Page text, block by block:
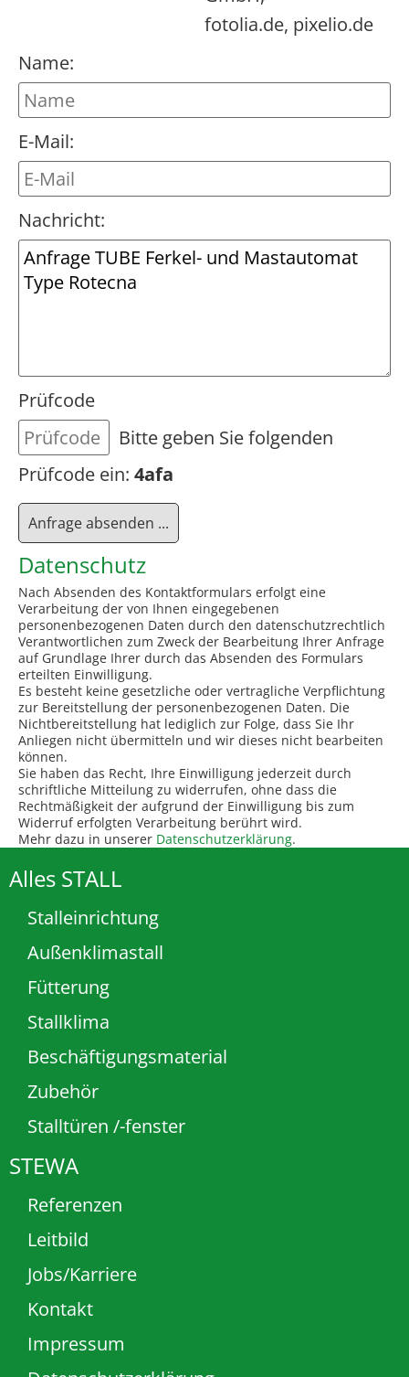
fotolia.de, pixelio.de
Name:
E-Mail:
Nachricht:
Prüfcode
Bitte geben Sie folgenden
Prüfcode ein: 4afa
Anfrage absenden ...
Datenschutz
Nach Absenden des Kontaktformulars erfolgt eine
Verarbeitung der von Ihnen eingegebenen
personenbezogenen Daten durch den datenschutzrechtlich
Verantwortlichen zum Zweck der Bearbeitung Ihrer Anfrage
auf Grundlage Ihrer durch das Absenden des Formulars
erteilten Einwilligung.
Es besteht keine gesetzliche oder vertragliche Verpflichtung
zur Bereitstellung der personenbezogenen Daten. Die
Nichtbereitstellung hat lediglich zur Folge, dass Sie Ihr
Anliegen nicht übermitteln und wir dieses nicht bearbeiten
können.
Sie haben das Recht, Ihre Einwilligung jederzeit durch
schriftliche Mitteilung zu widerrufen, ohne dass die
Rechtmäßigkeit der aufgrund der Einwilligung bis zum
Widerruf erfolgten Verarbeitung berührt wird.
Mehr dazu in unserer Datenschutzerklärung.
Alles STALL
Stalleinrichtung
Außenklimastall
Fütterung
Stallklima
Beschäftigungsmaterial
Zubehör
Stalltüren /-fenster
STEWA
Referenzen
Leitbild
Jobs/Karriere
Kontakt
Impressum